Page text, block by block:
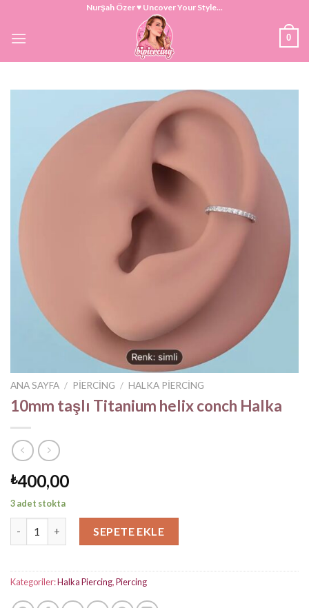
content
Nurşah Özer ♥ Uncover Your Style...
0
ANA SAYFA / PIERCING / HALKA PIERCING
10mm taşlı Titanium helix conch Halka
₺400,00
3 adet stokta
SEPETE EKLE
Kategoriler:Halka Piercing,Piercing